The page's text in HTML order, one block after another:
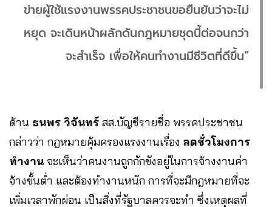
ข่ายผู้ใช้แรงงานพรรคประชาชนขอยืนยันว่าจะไม่
หยุด จะเดินหน้าผลักดันกฎหมายชุดนี้ต่อจนกว่า
จะสำเร็จ เพื่อให้คนทำงานมีชีวิตที่ดีขึ้น”
ด้าน ธนพร วิจันทร์ สส.บัญชีรายชื่อ พรรคประชาชน
กล่าวว่า กฎหมายคุ้มครองแรงงานเรื่อง ลดชั่วโมงการ
ทำงาน จะเห็นว่าคนงานถูกกักขังอยู่ในการจ้างงานค่า
จ้างขั้นต่ำ และต้องทำงานหนัก การที่จะมีกฎหมายที่จะ
เพิ่มเวลาพักผ่อน เป็นสิ่งที่รัฐบาลควรจะทำ ซึ่งเหตุผลที่